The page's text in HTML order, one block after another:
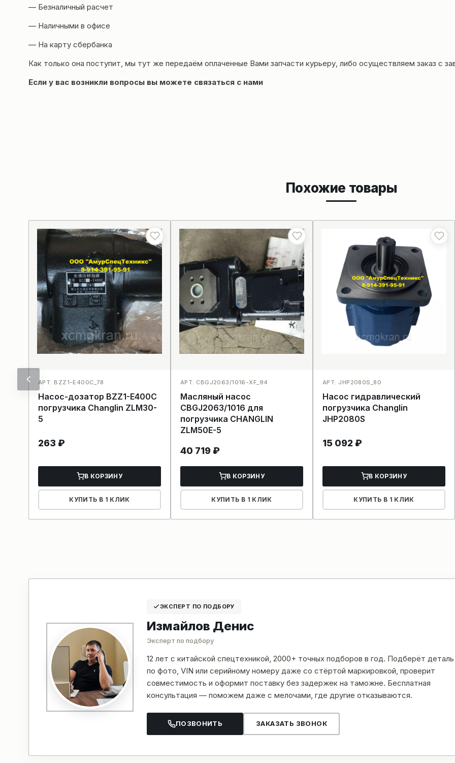
— Безналичный расчет
— Наличными в офисе
— На карту сбербанка
Как только она поступит, мы тут же передаём оплаченные Вами запчасти курьеру, либо осуществляем заказ с
Если у вас возникли вопросы вы можете связаться с нами
Похожие товары
АРТ: BZZ1-E400C_78
Насос-дозатор BZZ1-E400C
погрузчика Changlin ZLM30-
5
263 ₽
В КОРЗИНУ
КУПИТЬ В 1 КЛИК
АРТ: CBGJ2063/1016-XF_94
Масляный насос
CBGJ2063/1016 для
погрузчика CHANGLIN
ZLM50E-5
40 719₽
В КОРЗИНУ
КУПИТЬ В 1 КЛИК
АРТ: JHP2080S_80
Насос гидравлический
погрузчика Changlin
JHP2080S
15 092₽
В КОРЗИНУ
КУПИТЬ В 1 КЛИК
ЭКСПЕРТ ПО ПОДБОРУ
Измайлов Денис
Эксперт по подбору
12 лет с китайской спецтехникой, 2000+ точных подборов в год. Подберёт деталь
по фото, VIN или серийному номеру даже со стёртой маркировкой, проверит
совместимость и оформит поставку без задержек на таможне. Бесплатная
консультация — поможем даже с мелочами, где другие отказываются.
ПОЗВОНИТЬ ЗАКАЗАТЬ ЗВОНОК